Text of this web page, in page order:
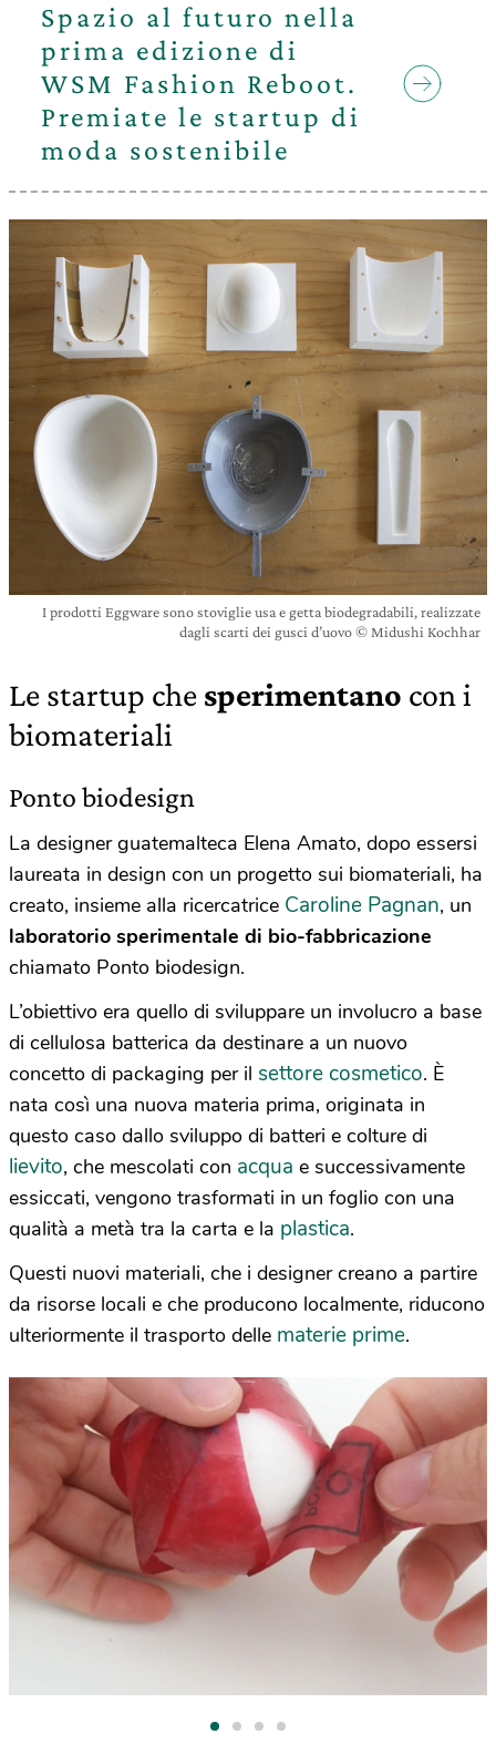
Spazio al futuro nella
prima edizione di
WSM Fashion Reboot.
Premiate le startup di
moda sostenibile
I prodotti Eggware sono stoviglie usa e getta biodegradabili, realizzate
dagli scarti dei gusci d’uovo © Midushi Kochhar
Le startup che sperimentano con i
biomateriali
Ponto biodesign
La designer guatemalteca Elena Amato, dopo essersi
laureata in design con un progetto sui biomateriali, ha
creato, insieme alla ricercatrice Caroline Pagnan, un
laboratorio sperimentale di bio-fabbricazione
chiamato Ponto biodesign.
L’obiettivo era quello di sviluppare un involucro a base
di cellulosa batterica da destinare a un nuovo
concetto di packaging per il settore cosmetico. È
nata così una nuova materia prima, originata in
questo caso dallo sviluppo di batteri e colture di
lievito, che mescolati con acqua e successivamente
essiccati, vengono trasformati in un foglio con una
qualità a metà tra la carta e la plastica.
Questi nuovi materiali, che i designer creano a partire
da risorse locali e che producono localmente, riducono
ulteriormente il trasporto delle materie prime.